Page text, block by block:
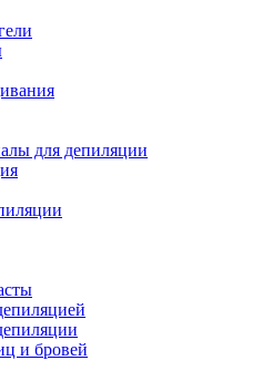
для депиляции
и бровей